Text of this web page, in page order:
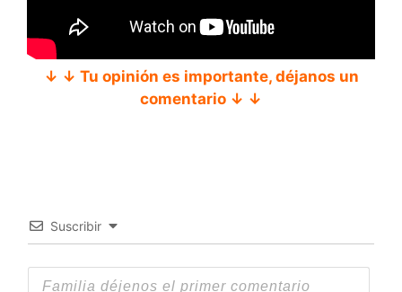
↓ ↓ Tu opinión es importante, déjanos un
comentario ↓ ↓
Suscribir